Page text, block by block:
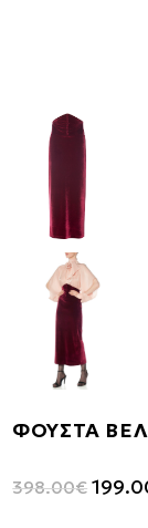
ΦΟΥΣΤΑ
398.00€